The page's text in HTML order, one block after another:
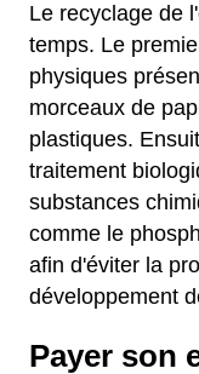
Le recyclage de
temps. Le
physiques
morceaux de
plastiques.
traitement
substances
comme le
afin d'éviter la
développement
Payer son